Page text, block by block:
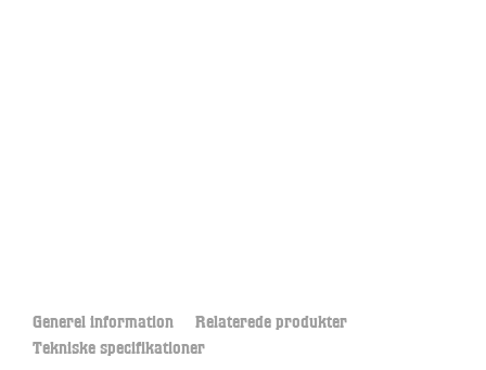
Generel information Relaterede produkter
Tekniske specifikationer